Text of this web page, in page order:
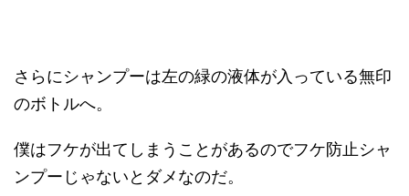
さらにシャンプーは左の緑の液体が入っている無印
のボトルへ。
僕はフケが出てしまうことがあるのでフケ防止シャ
ンプーじゃないとダメなのだ。